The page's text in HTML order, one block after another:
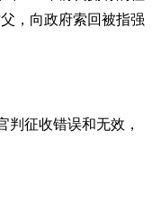
，向政府索回被指强
判征收错误和无效，